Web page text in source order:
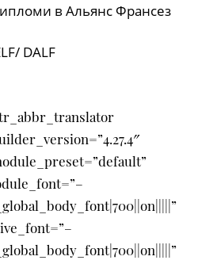
в Альянс Франсез
DALF